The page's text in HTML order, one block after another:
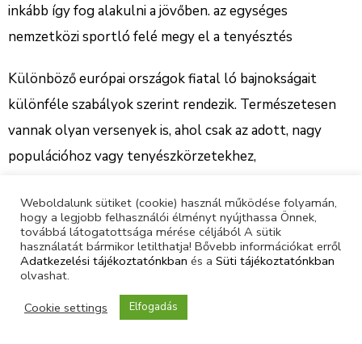
inkább így fog alakulni a jövőben. az egységes
nemzetközi sportló felé megy el a tenyésztés
Különböző európai országok fiatal ló bajnokságait
különféle szabályok szerint rendezik. Természetesen
vannak olyan versenyek is, ahol csak az adott, nagy
populációhoz vagy tenyészkörzetekhez,
holsteini) indulhatnak.
Csak magyar lovakkal nem lehet megrendezni ezt a
versenyt. Nekünk az a dolgunk, hogy olyan hátteret
teremtsünk, hogy azok a kancák és mének, akik részt
Weboldalunk sütiket (cookie) használ működése folyamán,
hogy a legjobb felhasználói élményt nyújthassa Önnek,
továbbá látogatottsága mérése céljából A sütik
használatát bármikor letilthatja! Bővebb információkat erről
Adatkezelési tájékoztatónkban és a Süti tájékoztatónkban
olvashat.
Cookie settings
Elfogadás